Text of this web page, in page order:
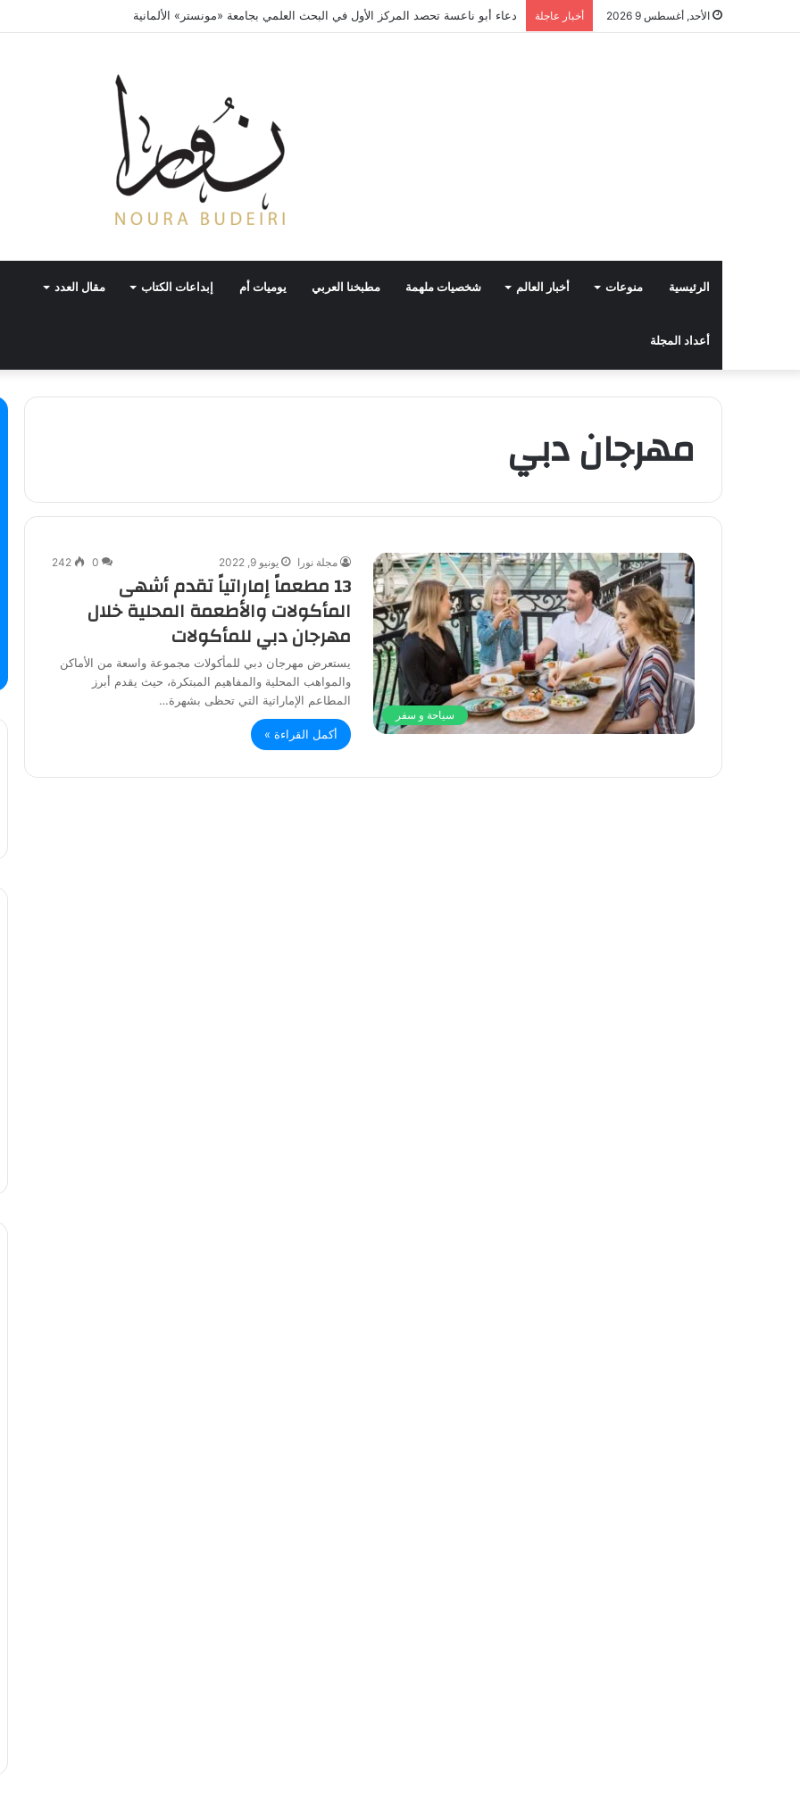
الأحد, أغسطس 9 2026 أخبار عاجلة دعاء أبو ناعسة تحصد المركز الأول في البحث العلمي بجامعة «مونستر» الألمانية
الرئيسية منوعات أخبار العالم شخصيات ملهمة مطبخنا العربي يوميات أم إبداعات الكتاب مقال العدد
أعداد المجلة
مهرجان دبي
سياحة و سفر
مجلة نورا يونيو 9, 2022 0
242
13 مطعماً إماراتياً تقدم أشهى
المأكولات والأطعمة المحلية خلال
مهرجان دبي للمأكولات
يستعرض مهرجان دبي للمأكولات مجموعة واسعة من الأماكن
والمواهب المحلية والمفاهيم المبتكرة، حيث يقدم أبرز
المطاعم الإماراتية التي تحظى بشهرة…
أكمل القراءة »